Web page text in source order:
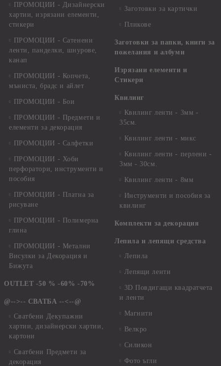
ПРОМОЦИИ - Дизайнерски
хартии, изрязани елементи,
стикери
ПРОМОЦИИ - Сатенени
ленти, панделки, шнурове,
канап
ПРОМОЦИИ - Копчета,
мъниста, брадс и айлет
ПРОМОЦИИ - Бои
ПРОМОЦИИ - Предмети и
елементи за декорация
ПРОМОЦИИ - Салфетки
ПРОМОЦИИ - Хоби
перфоратори, инструменти и
пособия
ПРОМОЦИИ - Платна за
рисуване
ПРОМОЦИИ - Полимерна
глина
ПРОМОЦИИ - Метални
Висулки за Декорация и
Бижута
OUTLET -50 % -60% -70%
@-->-- СВАТБА --<--@
Сватбени Декупажни
хартии, дизайнерски хартии,
картони
Сватбени Предмети за
декорация
Заготовки за картички
Пликове
Заготовки за папки, книги за
пожелания и албуми
Изрязани елементи и
Стикери
Квилинг
Квилинг ленти - 3мм -
35см.
Квилинг ленти - микс
Квилинг ленти - перлени -
3мм - 30см.
Квилинг ленти - 8мм
Инструменти и пособия за
квилинг
Комплекти за декорация
Лепила и лепящи средства
Лепила
Лепящи ленти
3D Повдигащи квадратчета
и ленти
Магнити
Велкро
Силикон
Фото ъгли